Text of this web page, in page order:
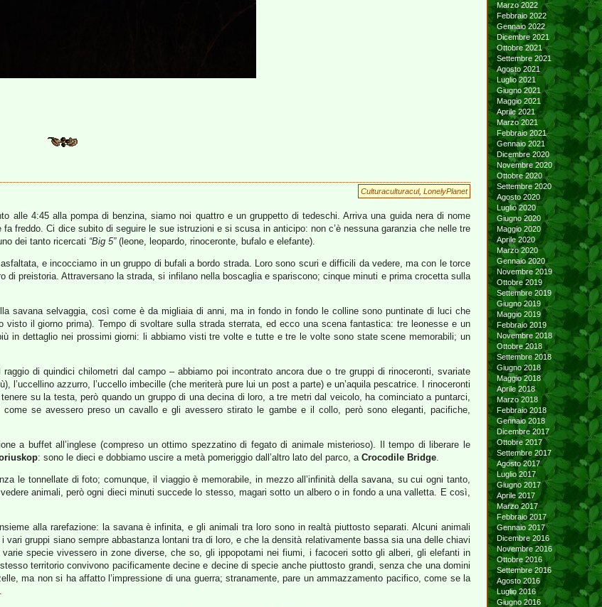
Culturaculturacul, LonelyPlanet
alle 4:45 alla pompa di benzina, siamo noi quattro e un gruppetto di tedeschi. Arriva una guida nera di nome
freddo. Ci dice subito di seguire le sue istruzioni e si scusa in anticipo: non c’è nessuna garanzia che nelle tre
dei tanto ricercati “Big 5”(leone, leopardo, rinoceronte, bufalo e elefante).
e incocciamo in un gruppo di bufali a bordo strada. Loro sono scuri e difficili da vedere, ma con le torce
preistoria. Attraversano la strada, si infilano nella boscaglia e spariscono; cinque minuti e prima crocetta sulla
savana selvaggia, così come è da migliaia di anni, ma in fondo in fondo le colline sono puntinate di luci che
il giorno prima). Tempo di svoltare sulla strada sterrata, ed ecco una scena fantastica: tre leonesse e un
in dettaglio nei prossimi giorni: li abbiamo visti tre volte e tutte e tre le volte sono state scene memorabili; un
di quindici chilometri dal campo – abbiamo poi incontrato ancora due o tre gruppi di rinoceronti, svariate
l’uccellino azzurro, l’uccello imbecille (che meriterà pure lui un post a parte) e un’aquila pescatrice. I rinoceronti
su la testa, però quando un gruppo di una decina di loro, a tre metri dal veicolo, ha cominciato a puntarci,
se avessero preso un cavallo e gli avessero stirato le gambe e il collo, però sono eleganti, pacifiche,
a buffet all’inglese (compreso un ottimo spezzatino di fegato di animale misterioso). Il tempo di liberare le
: sono le dieci e dobbiamo uscire a metà pomeriggio dall’altro lato del parco, a Crocodile Bridge.
le tonnellate di foto; comunque, il viaggio è memorabile, in mezzo all’infinità della savana, su cui ogni tanto,
animali, però ogni dieci minuti succede lo stesso, magari sotto un albero o in fondo a una valletta. E così,
alla rarefazione: la savana è infinita, e gli animali tra loro sono in realtà piuttosto separati. Alcuni animali
gruppi siano sempre abbastanza lontani tra di loro, e che la densità relativamente bassa sia una delle chiavi
specie vivessero in zone diverse, che so, gli ippopotami nei fiumi, i facoceri sotto gli alberi, gli elefanti in
territorio convivono pacificamente decine e decine di specie anche piuttosto grandi, senza che una domini
ma non si ha affatto l’impressione di una guerra; stranamente, pare un ammazzamento pacifico, come se la
Marzo 2022
Febbraio 2022
Gennaio 2022
Dicembre 2021
Ottobre 2021
Settembre 2021
Agosto 2021
Luglio 2021
Giugno 2021
Maggio 2021
Aprile 2021
Marzo 2021
Febbraio 2021
Gennaio 2021
Dicembre 2020
Novembre 2020
Ottobre 2020
Settembre 2020
Agosto 2020
Luglio 2020
Giugno 2020
Maggio 2020
Aprile 2020
Marzo 2020
Gennaio 2020
Novembre 2019
Ottobre 2019
Settembre 2019
Giugno 2019
Maggio 2019
Febbraio 2019
Novembre 2018
Ottobre 2018
Settembre 2018
Giugno 2018
Maggio 2018
Aprile 2018
Marzo 2018
Febbraio 2018
Gennaio 2018
Dicembre 2017
Ottobre 2017
Settembre 2017
Agosto 2017
Luglio 2017
Giugno 2017
Aprile 2017
Marzo 2017
Febbraio 2017
Gennaio 2017
Dicembre 2016
Novembre 2016
Ottobre 2016
Settembre 2016
Agosto 2016
Luglio 2016
Giugno 2016